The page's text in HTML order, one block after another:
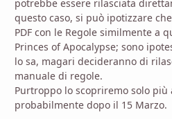
potrebbe essere rilasciata
questo caso, si può ipotizzare
PDF con le Regole similmente a
Princes of Apocalypse; sono
lo sa, magari decideranno di
manuale di regole.
Purtroppo lo scopriremo solo più
probabilmente dopo il 15 Marzo.